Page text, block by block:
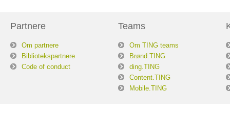
Partnere
Om partnere
Bibliotekspartnere
Code of conduct
Teams
Om TING teams
Brønd.TING
ding.TING
Content.TING
Mobile.TING